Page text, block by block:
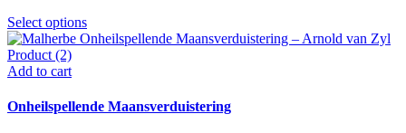
Select optionsThis
product
The
Add to cart
Onheilspellende Maansverduistering